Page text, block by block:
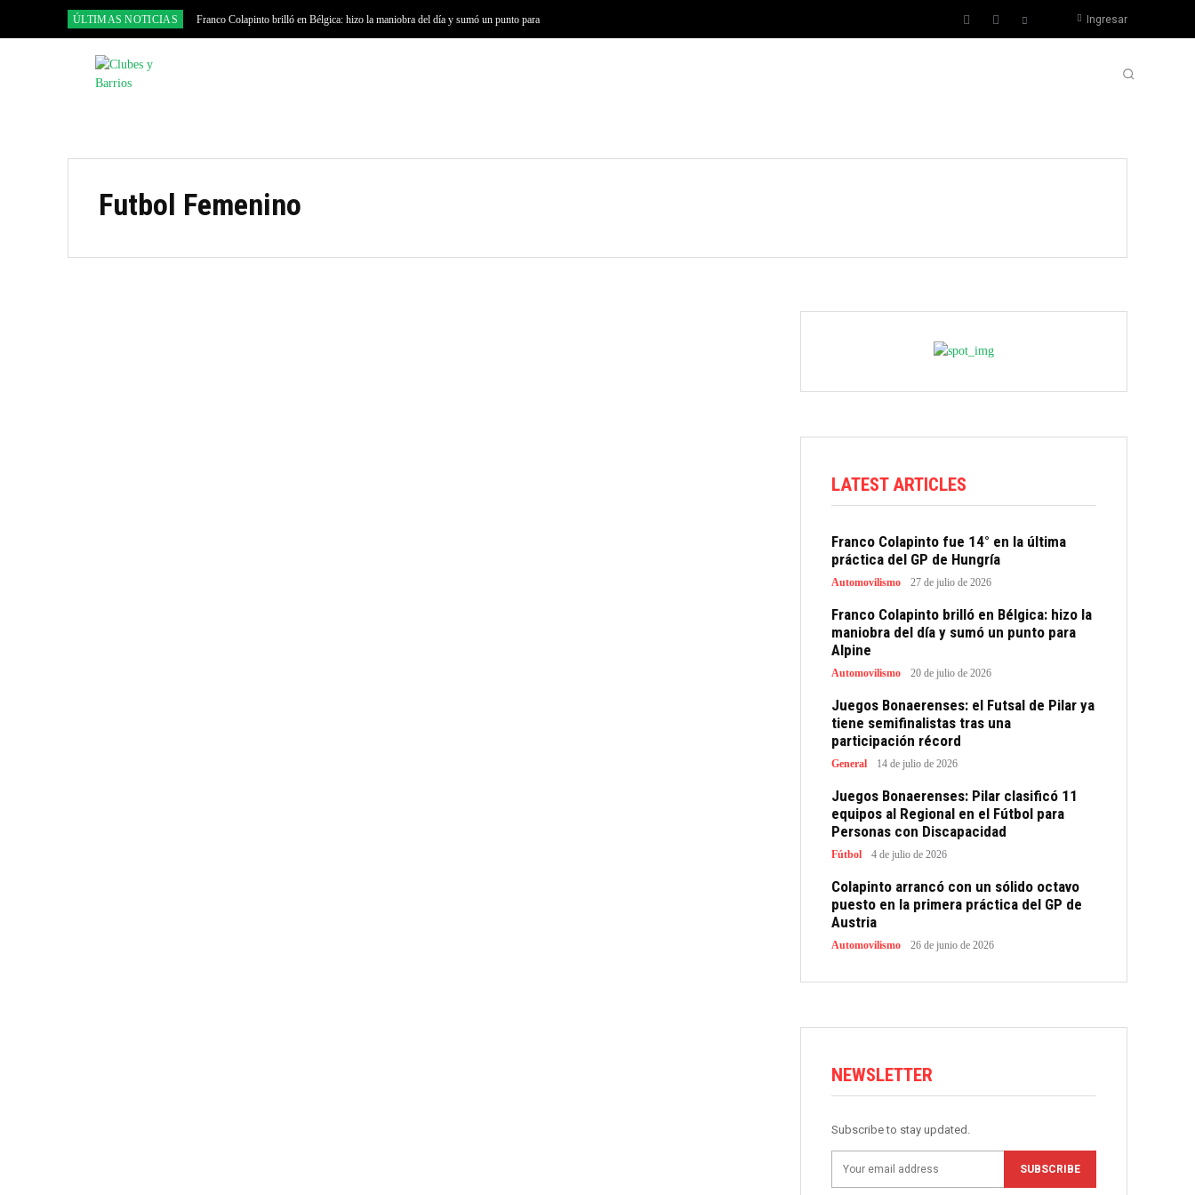
ÚLTIMAS NOTICIAS
Franco Colapinto brilló en Bélgica: hizo la maniobra del día y sumó un punto para
Alpine
Ingresar
MÁS
Futbol Femenino
LATEST ARTICLES
Franco Colapinto fue 14° en la última
práctica del GP de Hungría
Automovilismo 27 de julio de 2026
Franco Colapinto brilló en Bélgica: hizo la
maniobra del día y sumó un punto para
Alpine
Automovilismo 20 de julio de 2026
Juegos Bonaerenses: el Futsal de Pilar ya
tiene semifinalistas tras una
participación récord
General 14 de julio de 2026
Juegos Bonaerenses: Pilar clasificó 11
equipos al Regional en el Fútbol para
Personas con Discapacidad
Fútbol 4 de julio de 2026
Colapinto arrancó con un sólido octavo
puesto en la primera práctica del GP de
Austria
Automovilismo 26 de junio de 2026
NEWSLETTER
Subscribe to stay updated.
SUBSCRIBE